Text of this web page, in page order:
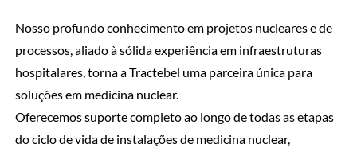
Nosso profundo conhecimento em projetos nucleares e de
processos, aliado à sólida experiência em infraestruturas
hospitalares, torna a Tractebel uma parceira única para
soluções em medicina nuclear.
Oferecemos suporte completo ao longo de todas as etapas
do ciclo de vida de instalações de medicina nuclear,